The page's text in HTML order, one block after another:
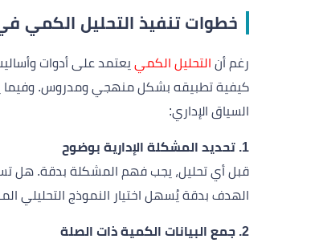
خطوات تنفيذ التحليل الكمي في
رغم أن التحليل الكمي يعتمد على أدوات
كيفية تطبيقه بشكل منهجي ومدروس. وفيما
السياق الإداري:
1. تحديد المشكلة الإدارية بوضوح
قبل أي تحليل، يجب فهم المشكلة بدقة. هل
الهدف بدقة يُسهل اختيار النموذج التحليلي
2. جمع البيانات الكمية ذات الصلة